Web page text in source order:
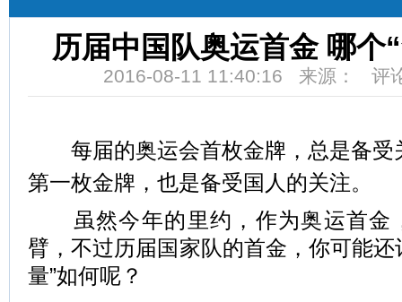
历届中国队奥运首金 哪个
2016-08-11 11:40:16 来源： 评
每届的奥运会首枚金牌，总是备受
第一枚金牌，也是备受国人的关注。
虽然今年的里约，作为奥运首金
臂，不过历届国家队的首金，你可能
量”如何呢？